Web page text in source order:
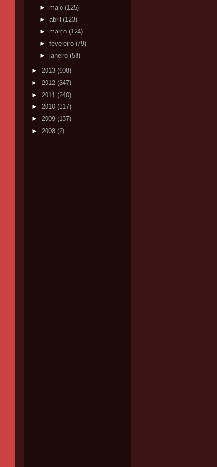
► maio (125)
► abril (123)
► março (124)
► fevereiro (79)
► janeiro (58)
► 2013 (608)
► 2012 (347)
► 2011 (240)
► 2010 (317)
► 2009 (137)
► 2008 (2)